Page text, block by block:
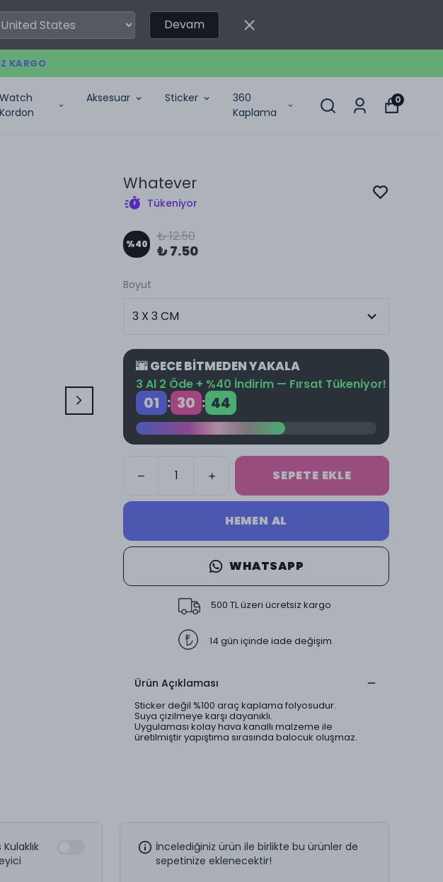
Devam
KARGO
Watch
Kordon
Aksesuar Sticker
360
Kaplama
0
Whatever
Tükeniyor
%40 ₺ 12.50
₺ 7.50
Boyut
🌆 GECE BİTMEDEN YAKALA
3 Al 2 Öde + %40 İndirim — Fırsat Tükeniyor!
01 : 30 : 44
SEPETE EKLE
HEMEN AL
WHATSAPP
500 TL üzeri ücretsiz kargo
14 gün içinde iade değişim
Ürün Açıklaması
Sticker değil %100 araç kaplama folyosudur.
Suya çizilmeye karşı dayanıklı.
Uygulaması kolay hava kanallı malzeme ile
üretilmiştir yapıştıma sırasında balocuk oluşmaz.
İncelediğiniz ürün ile birlikte bu ürünler de
sepetinize eklenecektir!